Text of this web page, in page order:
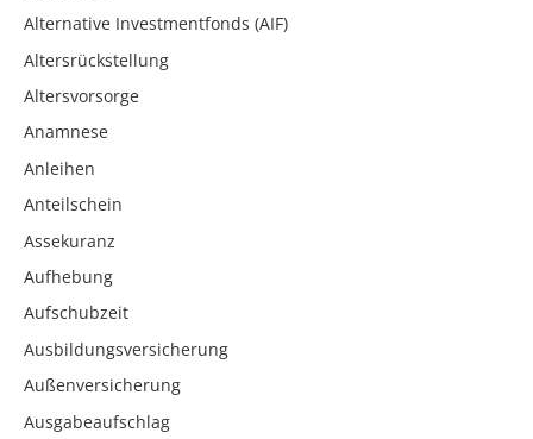
Alternative Investmentfonds (AIF)
Altersrückstellung
Altersvorsorge
Anamnese
Anleihen
Anteilschein
Assekuranz
Aufhebung
Aufschubzeit
Ausbildungsversicherung
Außenversicherung
Ausgabeaufschlag